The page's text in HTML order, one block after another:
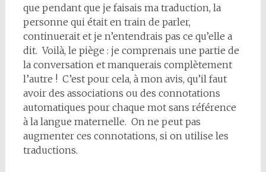
que pendant que je faisais ma traduction, la
personne qui était en train de parler,
continuerait et je n’entendrais pas ce qu’elle a
dit. Voilà, le piège : je comprenais une partie de
la conversation et manquerais complètement
l’autre ! C’est pour cela, à mon avis, qu’il faut
avoir des associations ou des connotations
automatiques pour chaque mot sans référence
à la langue maternelle. On ne peut pas
augmenter ces connotations, si on utilise les
traductions.